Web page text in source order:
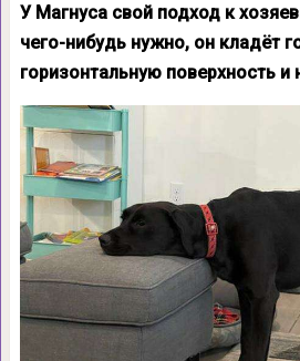
У Магнуса свой подход к
чего-нибудь нужно, он кладёт
горизонтальную поверхность и